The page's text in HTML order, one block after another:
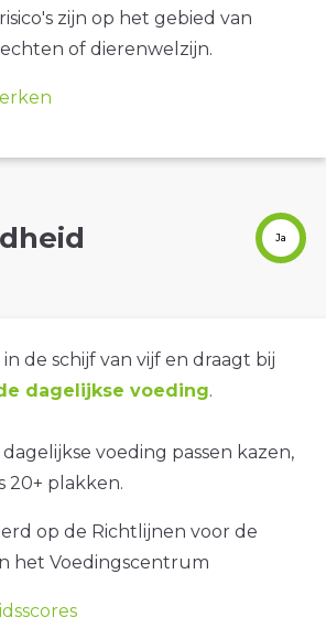
zijn op het gebied van
of dierenwelzijn.
Ja
de schijf van vijf en draagt bij
dagelijkse voeding.
voeding passen kazen,
20+ plakken.
op de Richtlijnen voor de
het Voedingscentrum